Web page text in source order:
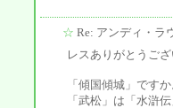
☆ Re: アンディ・ラ
レスありがとうござ
「傾国傾城」です
「武松」は「水滸